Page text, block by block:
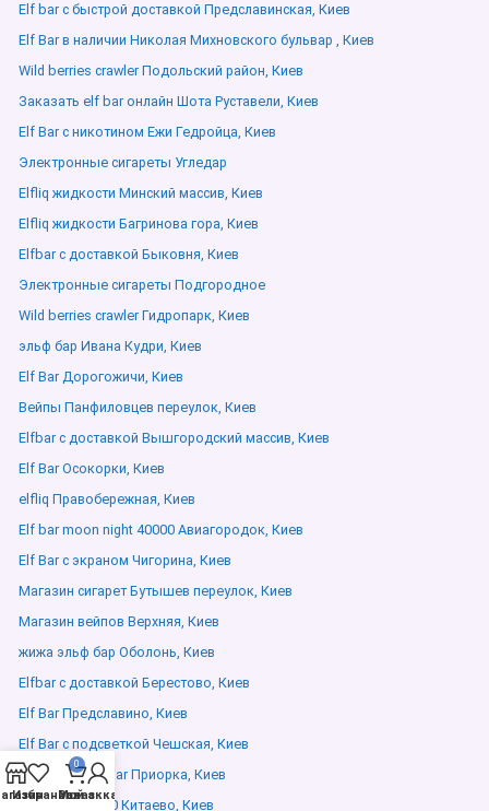
Elf bar с быстрой доставкой Предславинская, Киев
Elf Bar в наличии Николая Михновского бульвар , Киев
Wild berries crawler Подольский район, Киев
Заказать elf bar онлайн Шота Руставели, Киев
Elf Bar с никотином Ежи Гедройца, Киев
Электронные сигареты Угледар
Elfliq жидкости Минский массив, Киев
Elfliq жидкости Багринова гора, Киев
Elfbar с доставкой Быковня, Киев
Электронные сигареты Подгородное
Wild berries crawler Гидропарк, Киев
эльф бар Ивана Кудри, Киев
Elf Bar Дорогожичи, Киев
Вейпы Панфиловцев переулок, Киев
Elfbar с доставкой Вышгородский массив, Киев
Elf Bar Осокорки, Киев
elfliq Правобережная, Киев
Elf bar moon night 40000 Авиагородок, Киев
Elf Bar с экраном Чигорина, Киев
Магазин сигарет Бутышев переулок, Киев
Магазин вейпов Верхняя, Киев
жижа эльф бар Оболонь, Киев
Elfbar с доставкой Берестово, Киев
Elf Bar Предславино, Киев
Elf Bar с подсветкой Чешская, Киев
Жидкость Elf Bar Приорка, Киев
lost mary 10000 Китаево, Киев
Избранное
0
Заказ
Мой аккаунт